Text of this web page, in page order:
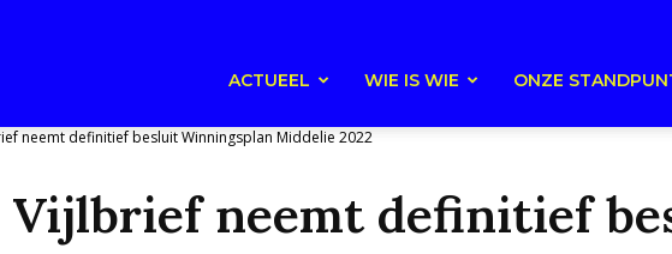
ACTUEEL WIE IS WIE ONZE
neemt definitief besluit Winningsplan Middelie 2022
Vijlbrief neemt definitief